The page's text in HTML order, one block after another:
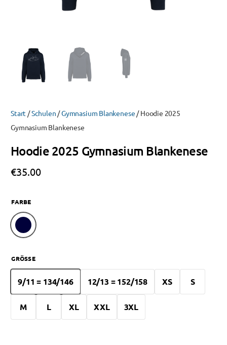
Start /Schulen /Gymnasium Blankenese / Hoodie 2025
Gymnasium Blankenese
Hoodie 2025 Gymnasium Blankenese
€35.00
FARBE
GRÖSSE
9/11 = 134/146 12/13 = 152/158 XS S
M L XL XXL 3XL